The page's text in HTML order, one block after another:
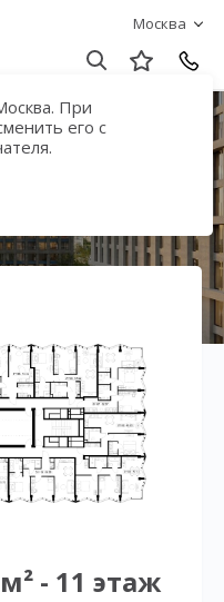
Москва
При
его с
дом
- 11 этаж